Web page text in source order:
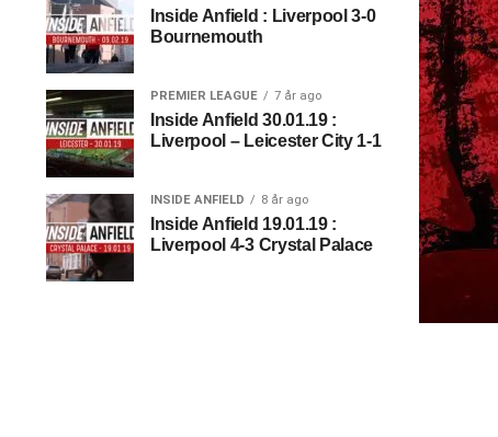
Inside Anfield : Liverpool 3-0
Bournemouth
PREMIER LEAGUE 7 år ago
Inside Anfield 30.01.19 :
Liverpool – Leicester City 1-1
INSIDE ANFIELD 8 år ago
Inside Anfield 19.01.19 :
Liverpool 4-3 Crystal Palace